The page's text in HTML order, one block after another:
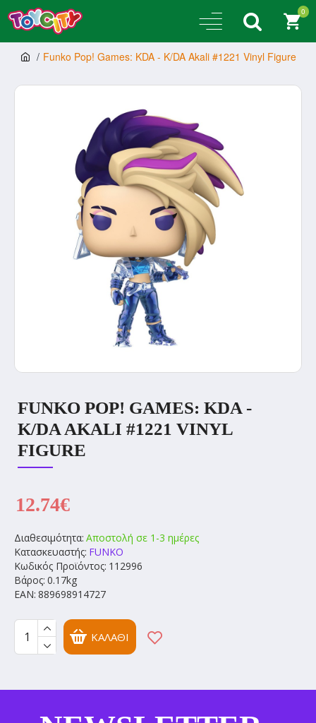
0
Funko Pop! Games: KDA - K/DA Akali #1221 Vinyl Figure
FUNKO POP! GAMES: KDA -
K/DA AKALI #1221 VINYL
FIGURE
Διαθεσιμότητα: Αποστολή σε 1-3 ημέρες
Κατασκευαστής: FUNKO
Κωδικός Προϊόντος: 112996
Βάρος: 0.17kg
EAN: 889698914727
12.74€
ΚΑΛΆΘΙ